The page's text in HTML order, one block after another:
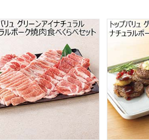
ル ナチュラルポーク しゃぶし
バリュ グリーンアイナチュラ
トップ